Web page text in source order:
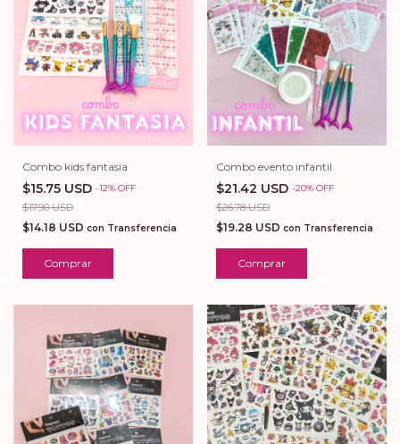
Combo kids fantasia
$15.75 USD -12% OFF
$17.90 USD
$14.18 USD con Transferencia
Combo evento infantil
$21.42 USD -20% OFF
$26.78 USD
$19.28 USD con Transferencia